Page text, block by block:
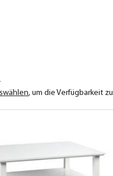
, um die Verfügbarkeit zu